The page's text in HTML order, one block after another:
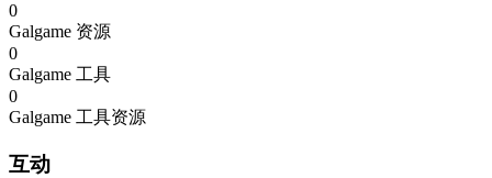
0
Galgame 资源
0
Galgame 工具
0
Galgame 工具资源
互动